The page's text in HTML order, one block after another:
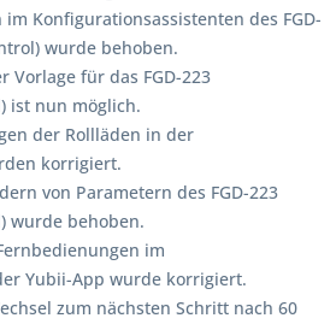
Konfigurationsassistenten des FGD-
wurde behoben.
Vorlage für das FGD-223
ist nun möglich.
der Rollläden in der
korrigiert.
von Parametern des FGD-223
wurde behoben.
im
Yubii-App wurde korrigiert.
zum nächsten Schritt nach 60